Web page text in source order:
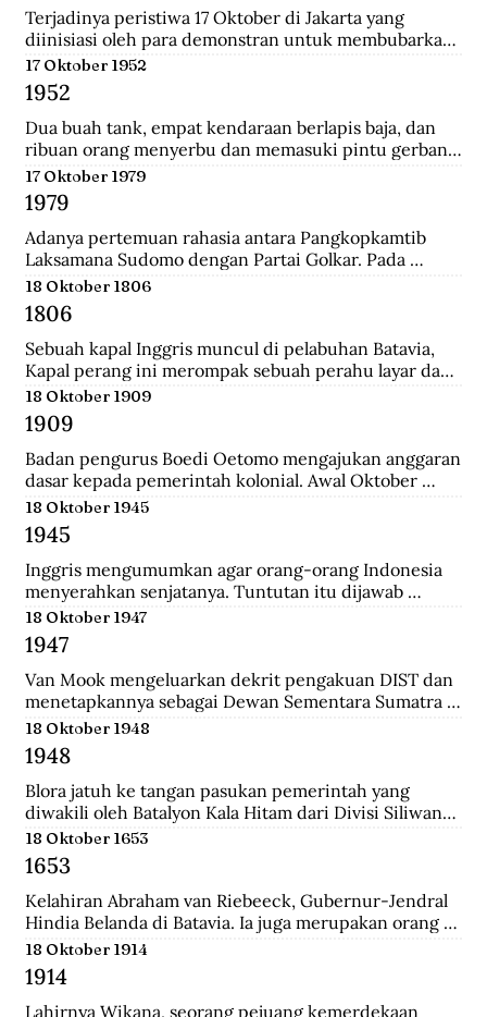
Terjadinya peristiwa 17 Oktober di Jakarta yang
diinisiasi oleh para demonstran untuk membubarkan
Parlemen Indonesia akibat korupsi yang meluas dan
memburuk di Indonesia.
17 Oktober 1952
1952
Dua buah tank, empat kendaraan berlapis baja, dan
ribuan orang menyerbu dan memasuki pintu gerbang
Istana Merdeka, kediaman Presiden Sukarno. Mereka
berkerumun dan menggelar spanduk yang
bertuliskan "Bubarkan Parlemen"!.
17 Oktober 1979
1979
Adanya pertemuan rahasia antara Pangkopkamtib
Laksamana Sudomo dengan Partai Golkar. Pada
pertemuan ini mengecam gagasan ABRI mesti
berpihak pada penguasa jelang Pemilu 1982.
18 Oktober 1806
1806
Sebuah kapal Inggris muncul di pelabuhan Batavia,
Kapal perang ini merompak sebuah perahu layar dan
perahu fregat. Setelah kejatuhan Tanjung Harapan,
Inggris berupaya untuk memblokade Pulau Jawa ,
yang merupakan langkah awal sebelum
merealisasikan rencana besarnya , yakni menguasai
Pulau Jawa.
18 Oktober 1909
1909
Badan pengurus Boedi Oetomo mengajukan anggaran
dasar kepada pemerintah kolonial. Awal Oktober
1909, Boedi Oetomo menyelenggrakan konggres
untuk menentukan arah perjuangan organisasi.
Konggres itu berjalan alot, kaum tua seperti Wahidin
Sudirohusodo dan Radjiman Wedyodiningrat
menghendaki pendidikan untuk kaum priyayi,
sementara kaum muda seperti Tjipto Mangunkusumo
dan Soetomo justru menghendaki pendidikan bagi
seluruh rakyat.
18 Oktober 1945
1945
Inggris mengumumkan agar orang-orang Indonesia
menyerahkan senjatanya. Tuntutan itu dijawab
dengan giatnya pembentukan laskar-laskar di Medan
dan sekitarnya, seperti Berastagi dan Pematang
Siantar. Anggota laskar bahkan mencari senjata yang
dibuang Jepang ke dasar laut, dekat pelabuhan
Belawan.
18 Oktober 1947
1947
Van Mook mengeluarkan dekrit pengakuan DIST dan
menetapkannya sebagai Dewan Sementara Sumatra
Timur. Republik mengecam pembentukan NST,
menyebut para pemimpinnya sebagai “boneka”
Belanda. Untuk menghalau propaganda Republik, NST
membuat suratkabar Mestika dan majalah Medan
Buletin. Program utama NST dalam sektor ekonomi
adalah pemulihan kembali perkebunan dan hak
istimewa penduduk asli atas tanah.
18 Oktober 1948
1948
Blora jatuh ke tangan pasukan pemerintah yang
diwakili oleh Batalyon Kala Hitam dari Divisi Siliwangi.
Seperti biasanya, saat pembebasan sebuah kawasan,
terdapat sejumlah musuh yang menjadi tawanan.
Salah seorang tawanan terlihat bersikap menantang
dan seolah tak mau menyerah.
18 Oktober 1653
1653
Kelahiran Abraham van Riebeeck, Gubernur-Jendral
Hindia Belanda di Batavia. Ia juga merupakan orang
yang memulai perkebunan kopi pertama di Jawa
Barat.
18 Oktober 1914
1914
Lahirnya Wikana, seorang pejuang kemerdekaan